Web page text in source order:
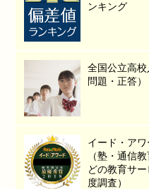
ンキング
全国公立高
問題・正答）
イード・アワ
（塾・通信
どの教育サ
度調査）